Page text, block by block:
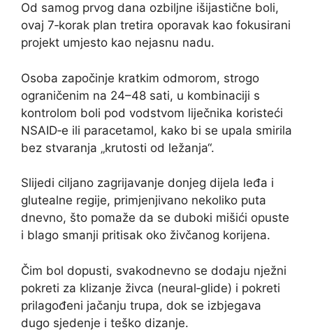
Od samog prvog dana ozbiljne išijastične boli,
ovaj 7‑korak plan tretira oporavak kao fokusirani
projekt umjesto kao nejasnu nadu.
Osoba započinje kratkim odmorom, strogo
ograničenim na 24–48 sati, u kombinaciji s
kontrolom boli pod vodstvom liječnika koristeći
NSAID‑e ili paracetamol, kako bi se upala smirila
bez stvaranja „krutosti od ležanja“.
Slijedi ciljano zagrijavanje donjeg dijela leđa i
glutealne regije, primjenjivano nekoliko puta
dnevno, što pomaže da se duboki mišići opuste
i blago smanji pritisak oko živčanog korijena.
Čim bol dopusti, svakodnevno se dodaju nježni
pokreti za klizanje živca (neural‑glide) i pokreti
prilagođeni jačanju trupa, dok se izbjegava
dugo sjedenje i teško dizanje.